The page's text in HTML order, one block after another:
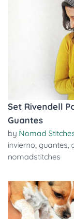
Set Rivendell
Guantes
by Nomad
invierno, guantes,
nomadstitches